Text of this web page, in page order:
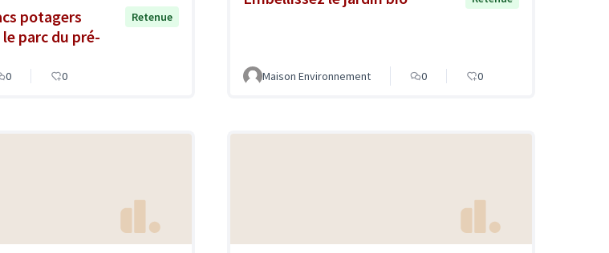
potagers
parc du pré-
Retenue
0 0 Maison Environnement 0 0